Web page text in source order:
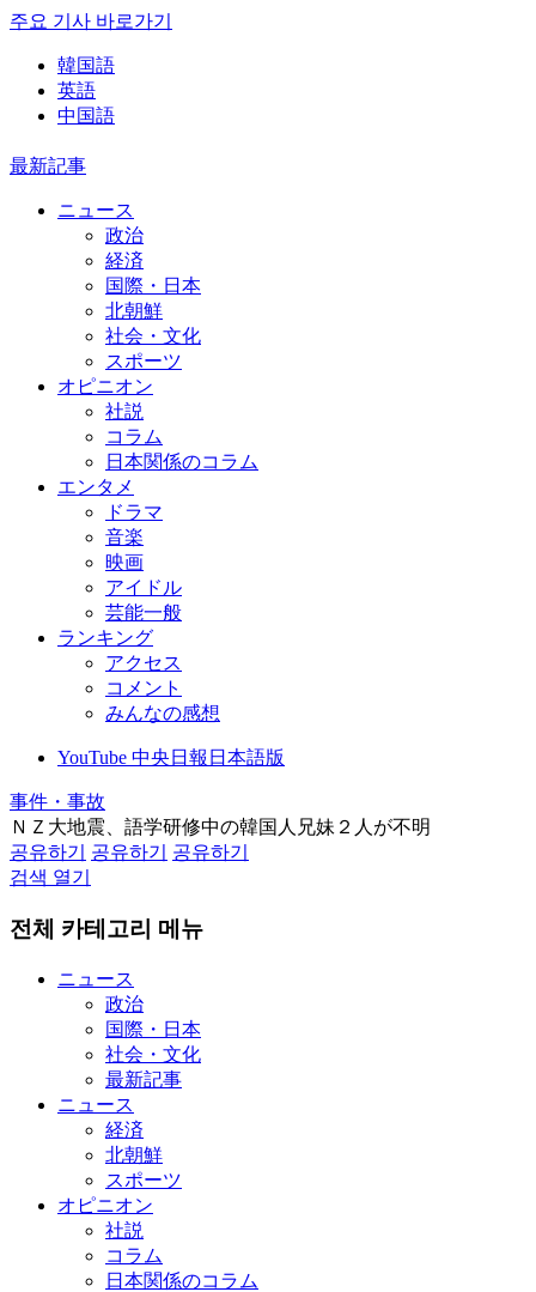
주요 기사 바로가기
韓国語
英語
中国語
最新記事
ニュース
政治
経済
国際・日本
北朝鮮
社会・文化
スポーツ
オピニオン
社説
コラム
日本関係のコラム
エンタメ
ドラマ
音楽
映画
アイドル
芸能一般
ランキング
アクセス
コメント
みんなの感想
YouTube 中央日報日本語版
事件・事故
ＮＺ大地震、語学研修中の韓国人兄妹２人が不明
공유하기
공유하기
공유하기
검색 열기
전체 카테고리 메뉴
ニュース
政治
国際・日本
社会・文化
最新記事
ニュース
経済
北朝鮮
スポーツ
オピニオン
社説
コラム
日本関係のコラム